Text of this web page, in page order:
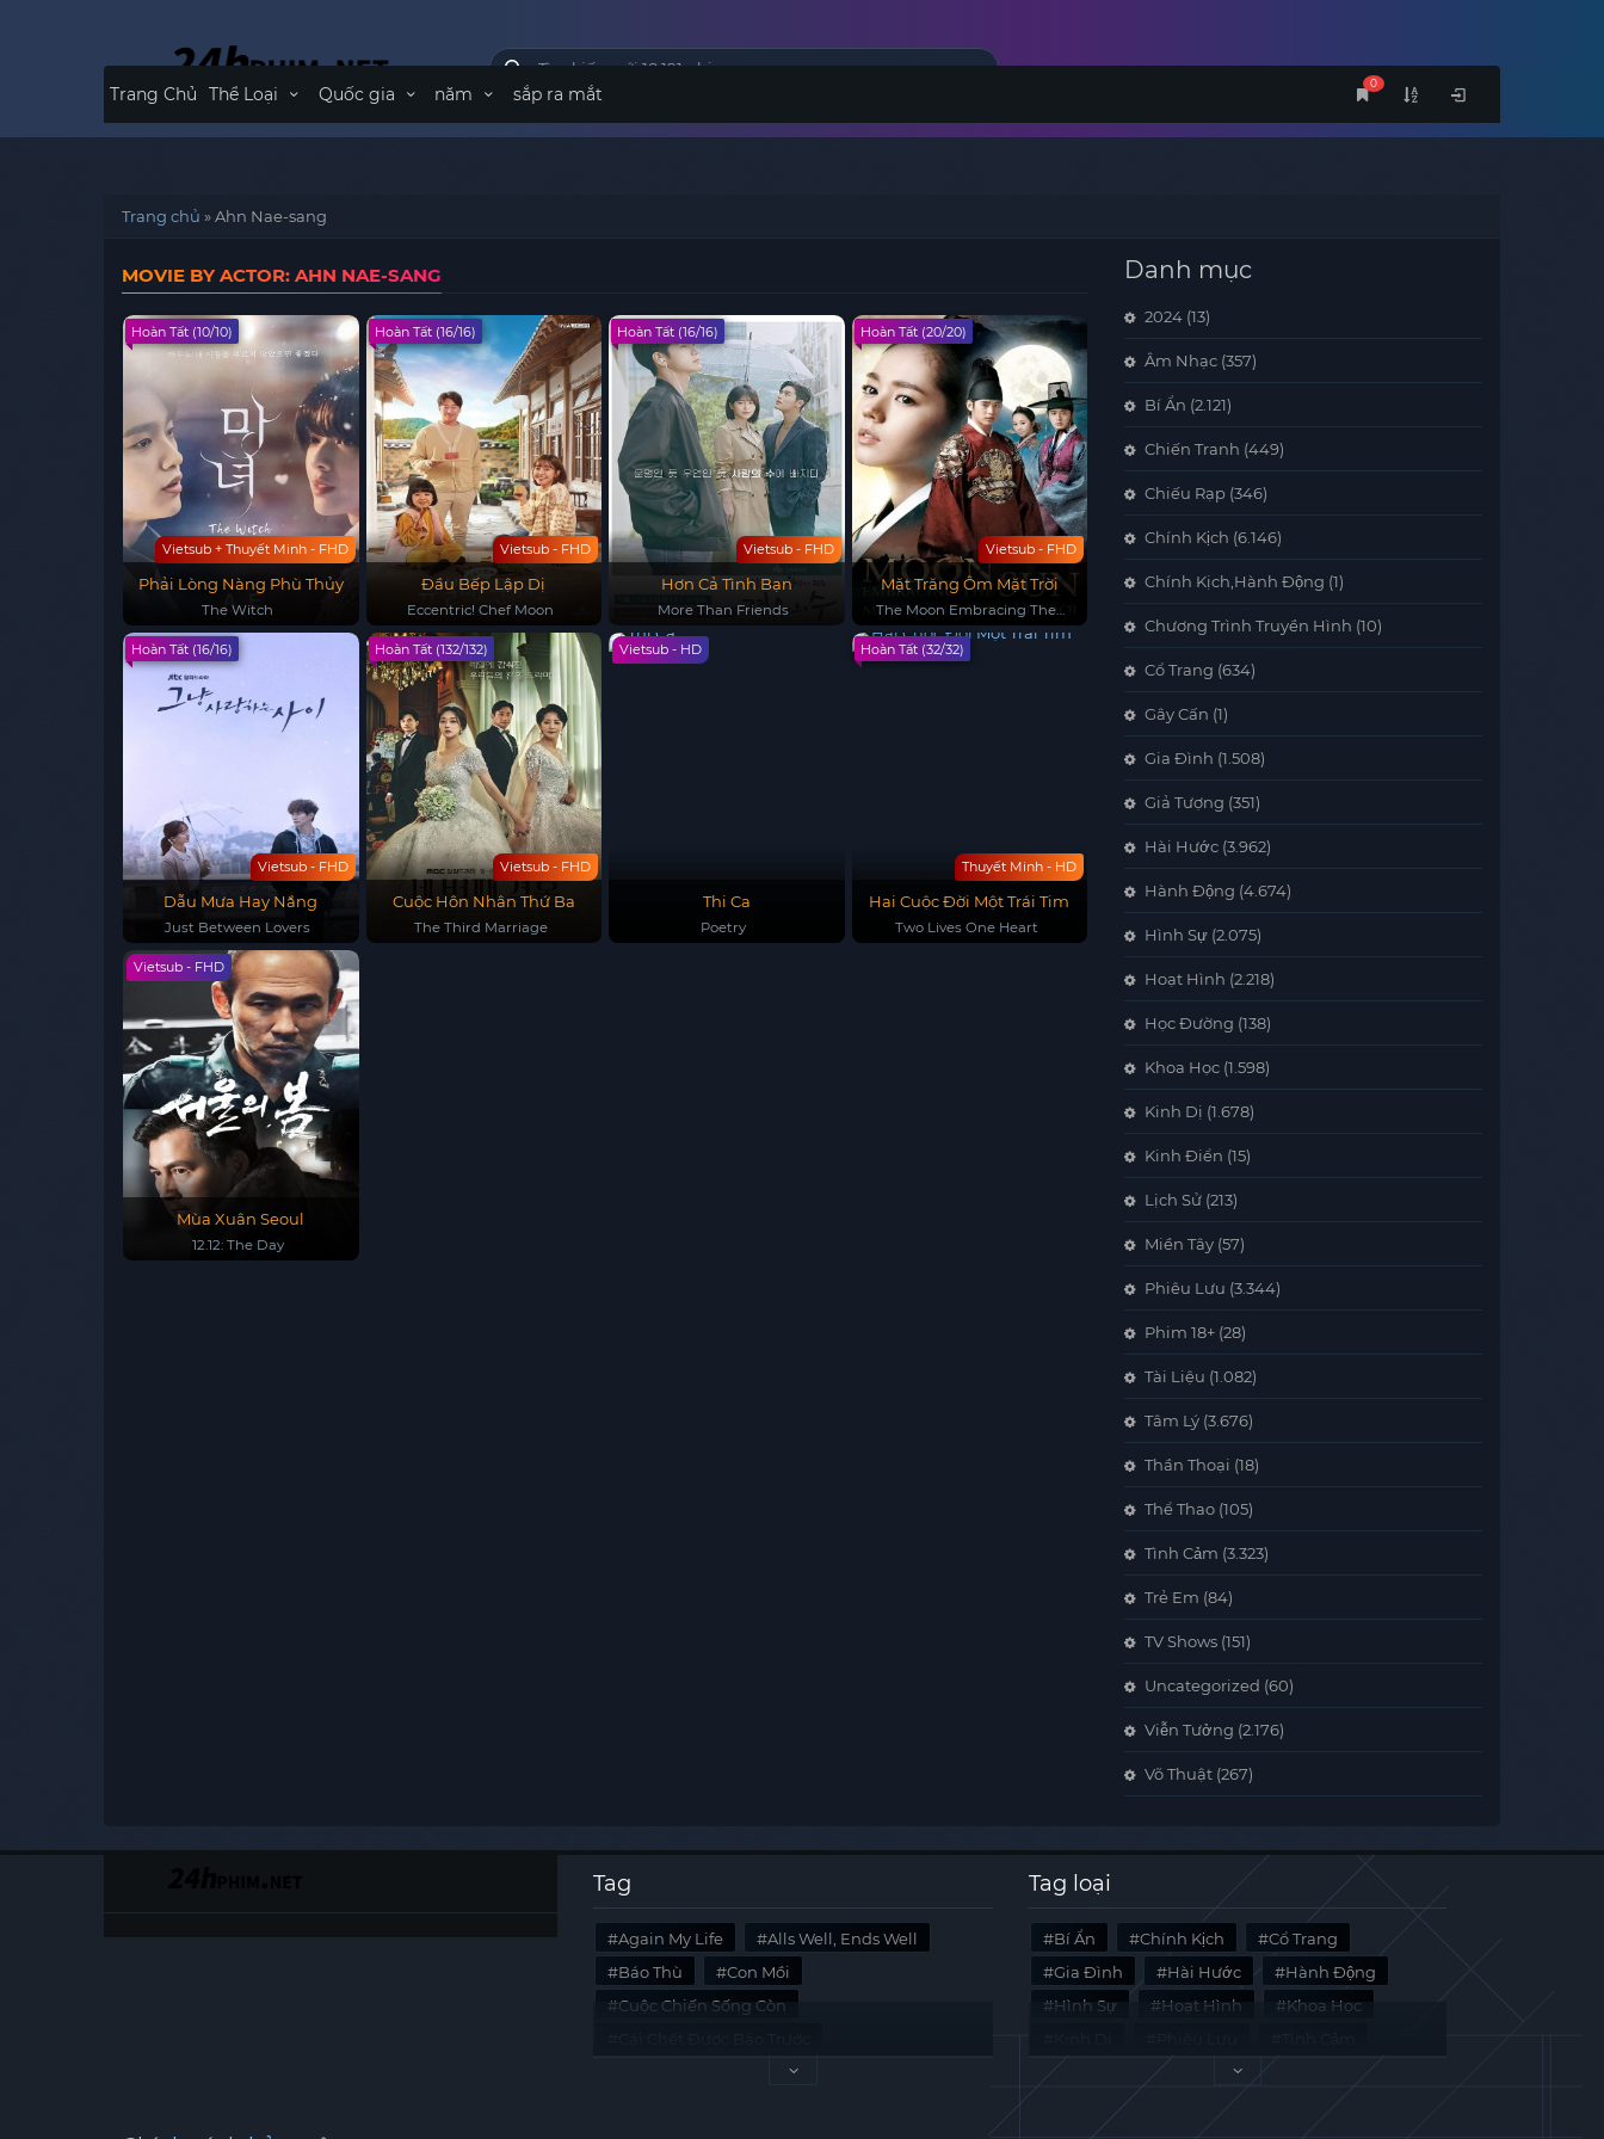
0
Trang Chủ Thể Loại Quốc gia năm sắp ra mắt
Trang chủ »Ahn Nae-sang
MOVIE BY ACTOR: AHN NAE-SANG
Vietsub + Thuyết Minh - FHD
Hoàn Tất (10/10)
Phải Lòng Nàng Phù Thủy
The Witch
Vietsub - FHD
Hoàn Tất (16/16)
Đầu Bếp Lập Dị
Eccentric! Chef Moon
Vietsub - FHD
Hoàn Tất (16/16)
Hơn Cả Tình Bạn
More Than Friends
Vietsub - FHD
Hoàn Tất (20/20)
Mặt Trăng Ôm Mặt Trời
The Moon Embracing The
Sun
Vietsub - FHD
Hoàn Tất (16/16)
Dẫu Mưa Hay Nắng
Just Between Lovers
Vietsub - FHD
Hoàn Tất (132/132)
Cuộc Hôn Nhân Thứ Ba
The Third Marriage
Vietsub - HD
Thi Ca
Poetry
Thuyết Minh - HD
Hoàn Tất (32/32)
Hai Cuộc Đời Một Trái Tim
Two Lives One Heart
Vietsub - FHD
Mùa Xuân Seoul
12.12: The Day
Danh mục
2024 (13)
Âm Nhạc (357)
Bí Ẩn (2.121)
Chiến Tranh (449)
Chiếu Rạp (346)
Chính Kịch (6.146)
Chính Kịch,Hành Động (1)
Chương Trình Truyền Hình (10)
Cổ Trang (634)
Gây Cấn (1)
Gia Đình (1.508)
Giả Tượng (351)
Hài Hước (3.962)
Hành Động (4.674)
Hình Sự (2.075)
Hoạt Hình (2.218)
Học Đường (138)
Khoa Học (1.598)
Kinh Dị (1.678)
Kinh Điển (15)
Lịch Sử (213)
Miền Tây (57)
Phiêu Lưu (3.344)
Phim 18+ (28)
Tài Liệu (1.082)
Tâm Lý (3.676)
Thần Thoại (18)
Thể Thao (105)
Tình Cảm (3.323)
Trẻ Em (84)
TV Shows (151)
Uncategorized (60)
Viễn Tưởng (2.176)
Võ Thuật (267)
Tag
Again My Life
Alls Well, Ends Well
Báo Thù
Con Mồi
Cuộc Chiến Sống Còn
Last Summer
Tag loại
Bí Ẩn Chính Kịch
Cổ Trang
Gia Đình
Hài Hước
Hành Động
Hình Sự
Hoạt Hình
Khoa Học
Tài Liệu
Tâm Lý Viễn Tưởng